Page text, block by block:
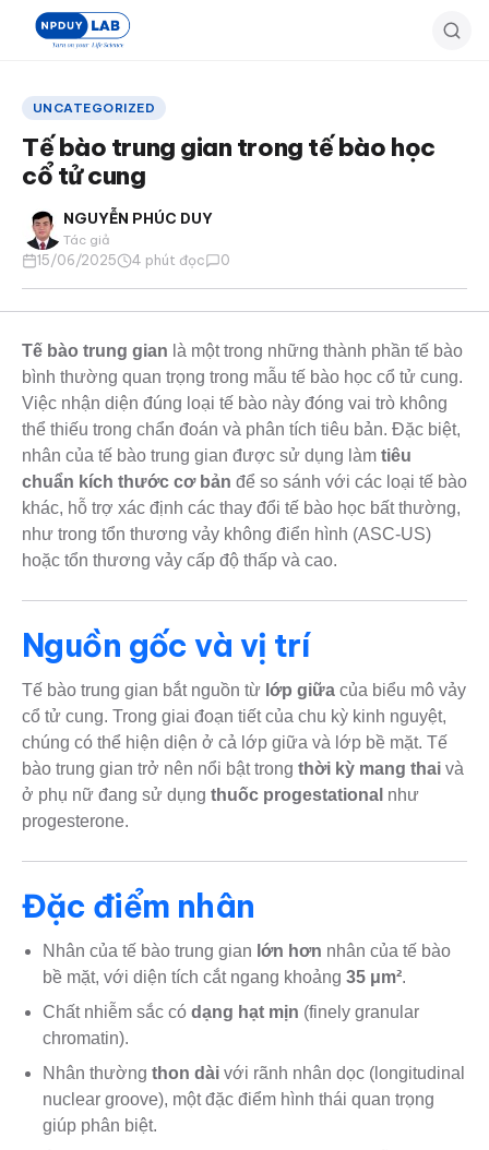
dung
chính
UNCATEGORIZED
Tế bào trung gian trong tế bào học
cổ tử cung
NGUYỄN PHÚC DUY
Tác giả
15/06/2025
4 phút đọc 0
Tế bào trung gian là một trong những thành phần tế bào
bình thường quan trọng trong mẫu tế bào học cổ tử cung.
Việc nhận diện đúng loại tế bào này đóng vai trò không
thể thiếu trong chẩn đoán và phân tích tiêu bản. Đặc biệt,
nhân của tế bào trung gian được sử dụng làm tiêu
chuẩn kích thước cơ bản để so sánh với các loại tế bào
khác, hỗ trợ xác định các thay đổi tế bào học bất thường,
như trong tổn thương vảy không điển hình (ASC-US)
hoặc tổn thương vảy cấp độ thấp và cao.
Nguồn gốc và vị trí
Tế bào trung gian bắt nguồn từ lớp giữa của biểu mô vảy
cổ tử cung. Trong giai đoạn tiết của chu kỳ kinh nguyệt,
chúng có thể hiện diện ở cả lớp giữa và lớp bề mặt. Tế
bào trung gian trở nên nổi bật trong thời kỳ mang thai và
ở phụ nữ đang sử dụng thuốc progestational như
progesterone.
Đặc điểm nhân
Nhân của tế bào trung gian lớn hơn nhân của tế bào
bề mặt, với diện tích cắt ngang khoảng35 μm².
Chất nhiễm sắc códạng hạt mịn (finely granular
chromatin).
Nhân thườngthon dài với rãnh nhân dọc (longitudinal
nuclear groove), một đặc điểm hình thái quan trọng
giúp phân biệt.